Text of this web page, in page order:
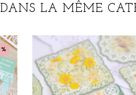
DANS LA MÊME